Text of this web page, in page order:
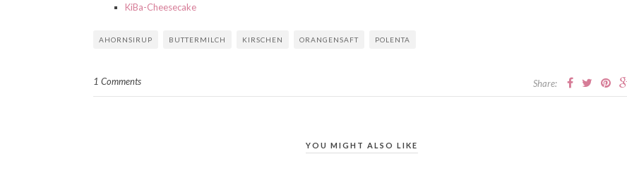
KiBa-Cheesecake
AHORNSIRUP BUTTERMILCH KIRSCHEN ORANGENSAFT POLENTA
1 Comments Share:
YOU MIGHT ALSO LIKE